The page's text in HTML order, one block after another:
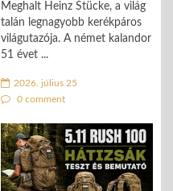
Meghalt Heinz Stücke, a világ
talán legnagyobb kerékpáros
világutazója. A német kalandor
51 évet ...
2026. július 25
0 comment